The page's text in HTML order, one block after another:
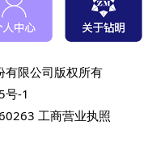
限公司版权所有
号-1
工商营业执照